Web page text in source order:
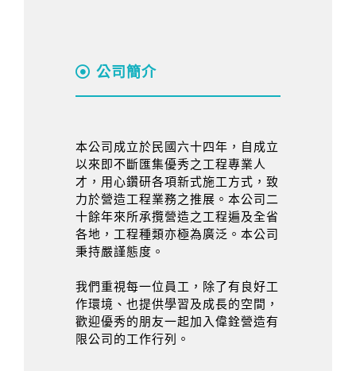
公司簡介
本公司成立於民國六十四年，自成立
以來即不斷匯集優秀之工程專業人
才，用心鑽研各項新式施工方式，致
力於營造工程業務之推展。本公司二
十餘年來所承攬營造之工程遍及全省
各地，工程種類亦極為廣泛。本公司
秉持嚴謹態度。
我們重視每一位員工，除了有良好工
作環境、也提供學習及成長的空間，
歡迎優秀的朋友一起加入偉銓營造有
限公司的工作行列。